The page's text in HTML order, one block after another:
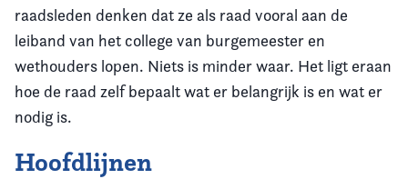
raadsleden denken dat ze als raad vooral aan de
leiband van het college van burgemeester en
wethouders lopen. Niets is minder waar. Het ligt eraan
hoe de raad zelf bepaalt wat er belangrijk is en wat er
nodig is.
Hoofdlijnen